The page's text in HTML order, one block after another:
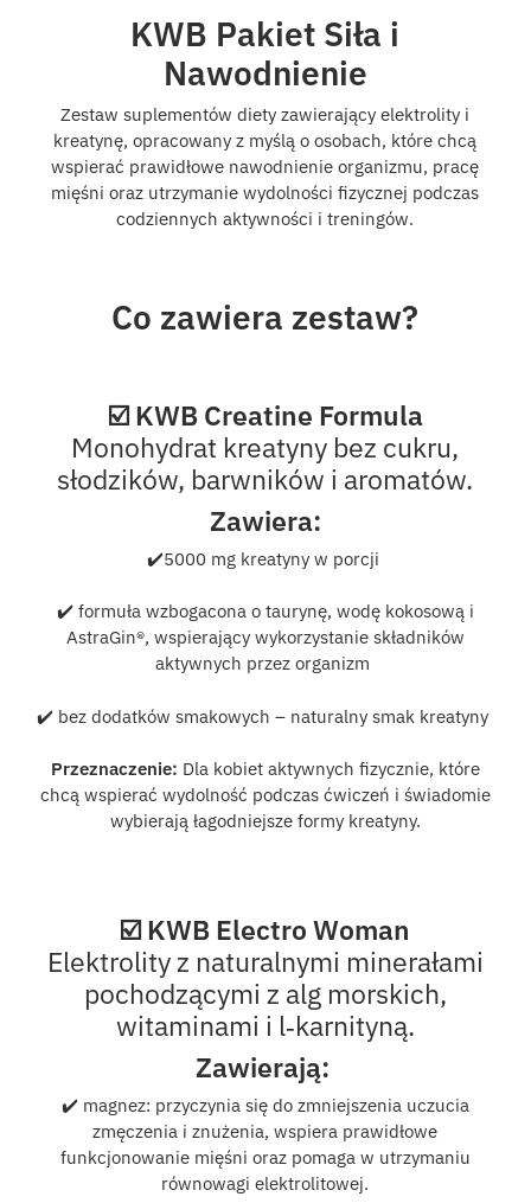
KWB Pakiet Siła i
Nawodnienie
Zestaw suplementów diety zawierający elektrolity i
kreatynę, opracowany z myślą o osobach, które chcą
wspierać prawidłowe nawodnienie organizmu, pracę
mięśni oraz utrzymanie wydolności fizycznej podczas
codziennych aktywności i treningów.
Co zawiera zestaw?
☑️ KWB Creatine Formula
Monohydrat kreatyny bez cukru,
słodzików, barwników i aromatów.
Zawiera:
✔️5000 mg kreatyny w porcji
✔️ formuła wzbogacona o taurynę, wodę kokosową i
AstraGin®, wspierający wykorzystanie składników
aktywnych przez organizm
✔️ bez dodatków smakowych – naturalny smak kreatyny
Przeznaczenie: Dla kobiet aktywnych fizycznie, które
chcą wspierać wydolność podczas ćwiczeń i świadomie
wybierają łagodniejsze formy kreatyny.
☑️ KWB Electro Woman
Elektrolity z naturalnymi minerałami
pochodzącymi z alg morskich,
witaminami i l‑karnityną.
Zawierają:
✔️ magnez: przyczynia się do zmniejszenia uczucia
zmęczenia i znużenia, wspiera prawidłowe
funkcjonowanie mięśni oraz pomaga w utrzymaniu
równowagi elektrolitowej.